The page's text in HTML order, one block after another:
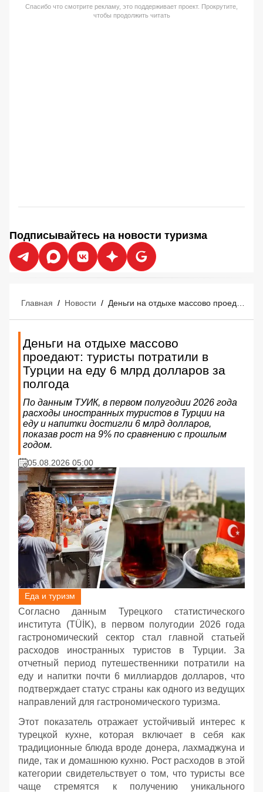
Спасибо что смотрите рекламу, это поддерживает проект. Прокрутите,
чтобы продолжить читать
Подписывайтесь на новости туризма
Главная / Новости /
Деньги на отдыхе массово
проедают: туристы потратили в
Турции на еду 6 млрд долларов за
полгода
По данным ТУИК, в первом полугодии 2026 года
расходы иностранных туристов в Турции на
еду и напитки достигли 6 млрд долларов,
показав рост на 9% по сравнению с прошлым
годом.
05.08.2026 05:00
Еда и туризм
Согласно данным Турецкого статистического
института (TÜİK), в первом полугодии 2026 года
гастрономический сектор стал главной статьей
расходов иностранных туристов в Турции. За
отчетный период путешественники потратили на
еду и напитки почти 6 миллиардов долларов, что
подтверждает статус страны как одного из ведущих
направлений для гастрономического туризма.
Этот показатель отражает устойчивый интерес к
турецкой кухне, которая включает в себя как
традиционные блюда вроде донера, лахмаджуна и
пиде, так и домашнюю кухню. Рост расходов в этой
категории свидетельствует о том, что туристы все
чаще стремятся к получению уникального